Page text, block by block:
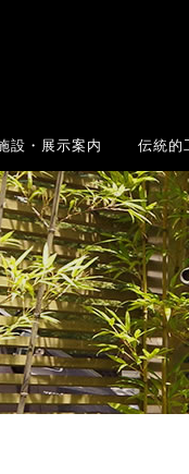
設・展示案内 伝統的